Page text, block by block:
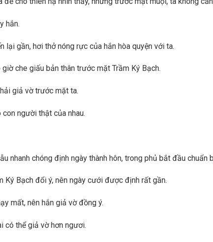
hắn.
lại gần, hơi thở nóng rực của hắn hòa quyện với ta.
che giấu bản thân trước mặt Trầm Ký Bạch.
giả vờ trước mặt ta.
người thật của nhau.
nhanh chóng định ngày thành hôn, trong phủ bắt đầu chuẩn
Ký Bạch đổi ý, nên ngày cưới được định rất gần.
mất, nên hắn giả vờ đồng ý.
có thể giả vờ hơn ngươi.